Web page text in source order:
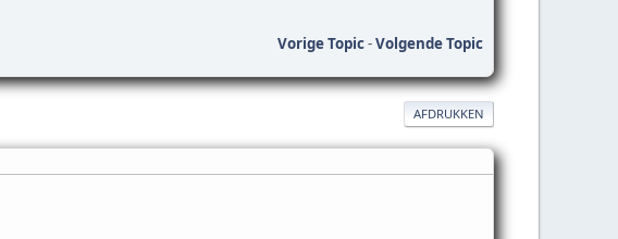
Vorige Topic-Volgende Topic
AFDRUKKEN